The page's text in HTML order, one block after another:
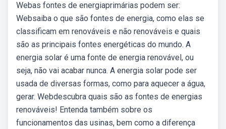
Webas fontes de energiaprimárias podem ser:
Websaiba o que são fontes de energia, como elas se
classificam em renováveis e não renováveis e quais
são as principais fontes energéticas do mundo. A
energia solar é uma fonte de energia renovável, ou
seja, não vai acabar nunca. A energia solar pode ser
usada de diversas formas, como para aquecer a água,
gerar. Webdescubra quais são as fontes de energias
renováveis! Entenda também sobre os
funcionamentos das usinas, bem como a diferença